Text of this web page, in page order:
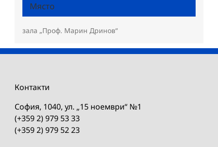
Място
зала „Проф. Марин Дринов“
Контакти
София, 1040, ул. „15 ноември“ №1
(+359 2) 979 53 33
(+359 2) 979 52 23